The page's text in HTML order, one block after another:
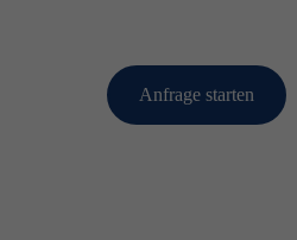
Anfrage starten